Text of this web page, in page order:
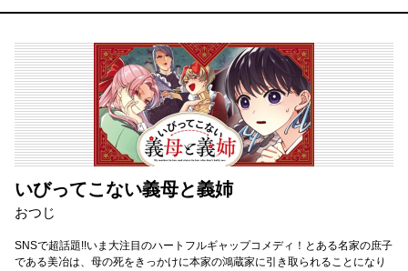
いびってこない義母と義姉
おつじ
SNSで超話題!!いま大注目のハートフルギャップコメディ！とある名家の庶子
である美冶は、母の死をきっかけに本家の鴻蔵家に引き取られることになり